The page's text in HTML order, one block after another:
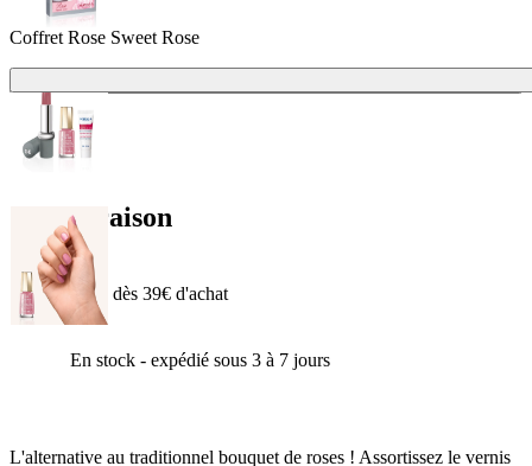
Coffret Rose Sweet Rose
Livraison
Offerte dès 39€ d'achat
En stock - expédié sous 3 à 7 jours
L'alternative au traditionnel bouquet de roses ! Assortissez le vernis